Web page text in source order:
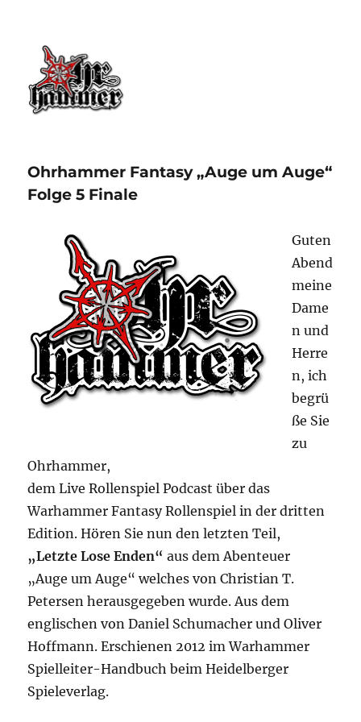
Ohrhammer.online
Ohrhammer Fantasy „Auge um Auge“
Folge 5 Finale
Guten
Abend
meine
Dame
n und
Herre
n, ich
begrü
ße Sie
zu
Ohrhammer,
dem Live Rollenspiel Podcast über das
Warhammer Fantasy Rollenspiel in der dritten
Edition. Hören Sie nun den letzten Teil,
„Letzte Lose Enden“ aus dem Abenteuer
„Auge um Auge“ welches von Christian T.
Petersen herausgegeben wurde. Aus dem
englischen von Daniel Schumacher und Oliver
Hoffmann. Erschienen 2012 im Warhammer
Spielleiter-Handbuch beim Heidelberger
Spieleverlag.